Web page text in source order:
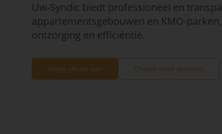
Uw-Syndic biedt professioneel en
appartementsgebouwen en KMO-
ontzorging en efficiëntie.
Vraag offerte aan Ontdek onze diensten